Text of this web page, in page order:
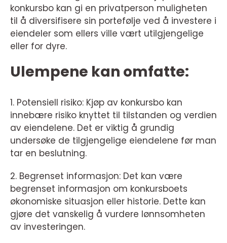
konkursbo kan gi en privatperson muligheten
til å diversifisere sin portefølje ved å investere i
eiendeler som ellers ville vært utilgjengelige
eller for dyre.
Ulempene kan omfatte:
1. Potensiell risiko: Kjøp av konkursbo kan
innebære risiko knyttet til tilstanden og verdien
av eiendelene. Det er viktig å grundig
undersøke de tilgjengelige eiendelene før man
tar en beslutning.
2. Begrenset informasjon: Det kan være
begrenset informasjon om konkursboets
økonomiske situasjon eller historie. Dette kan
gjøre det vanskelig å vurdere lønnsomheten
av investeringen.